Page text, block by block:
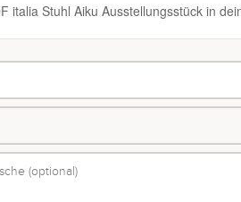
italia Stuhl Aiku Ausstellungsstück in